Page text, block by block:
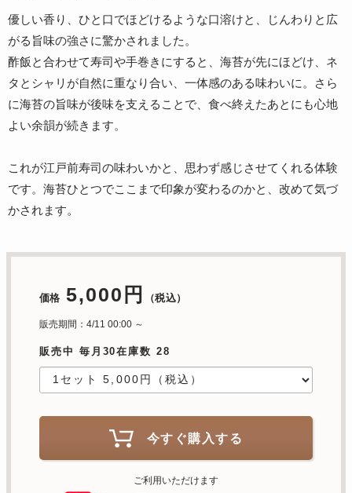
優しい香り、ひと口でほどけるような口溶けと、じんわりと広
がる旨味の強さに驚かされました。
酢飯と合わせて寿司や手巻きにすると、海苔が先にほどけ、ネ
タとシャリが自然に重なり合い、一体感のある味わいに。さら
に海苔の旨味が後味を支えることで、食べ終えたあとにも心地
よい余韻が続きます。
これが江戸前寿司の味わいかと、思わず感じさせてくれる体験
です。海苔ひとつでここまで印象が変わるのかと、改めて気づ
かされます。
価格 5,000円 （税込）
販売期間：4/11 00:00 ～
販売中 毎月30在庫数 28
今すぐ購入する
ご利用いただけます